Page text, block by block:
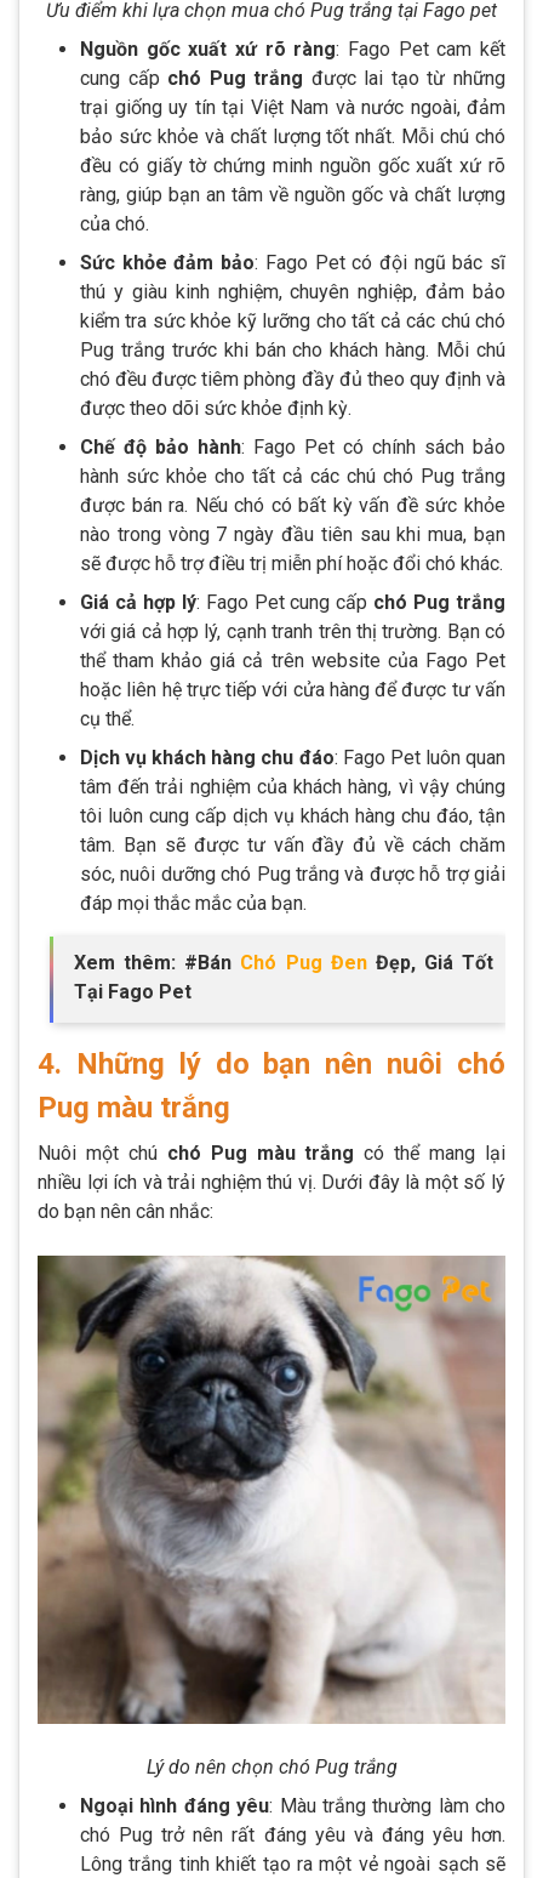
Ưu điểm khi lựa chọn mua chó Pug trắng tại Fago pet
Nguồn gốc xuất xứ rõ ràng: Fago Pet cam kết
cung cấp chó Pug trắng được lai tạo từ những
trại giống uy tín tại Việt Nam và nước ngoài, đảm
bảo sức khỏe và chất lượng tốt nhất. Mỗi chú chó
đều có giấy tờ chứng minh nguồn gốc xuất xứ rõ
ràng, giúp bạn an tâm về nguồn gốc và chất lượng
của chó.
Sức khỏe đảm bảo: Fago Pet có đội ngũ bác sĩ
thú y giàu kinh nghiệm, chuyên nghiệp, đảm bảo
kiểm tra sức khỏe kỹ lưỡng cho tất cả các chú chó
Pug trắng trước khi bán cho khách hàng. Mỗi chú
chó đều được tiêm phòng đầy đủ theo quy định và
được theo dõi sức khỏe định kỳ.
Chế độ bảo hành: Fago Pet có chính sách bảo
hành sức khỏe cho tất cả các chú chó Pug trắng
được bán ra. Nếu chó có bất kỳ vấn đề sức khỏe
nào trong vòng 7 ngày đầu tiên sau khi mua, bạn
sẽ được hỗ trợ điều trị miễn phí hoặc đổi chó khác.
Giá cả hợp lý: Fago Pet cung cấp chó Pug trắng
với giá cả hợp lý, cạnh tranh trên thị trường. Bạn có
thể tham khảo giá cả trên website của Fago Pet
hoặc liên hệ trực tiếp với cửa hàng để được tư vấn
cụ thể.
Dịch vụ khách hàng chu đáo: Fago Pet luôn quan
tâm đến trải nghiệm của khách hàng, vì vậy chúng
tôi luôn cung cấp dịch vụ khách hàng chu đáo, tận
tâm. Bạn sẽ được tư vấn đầy đủ về cách chăm
sóc, nuôi dưỡng chó Pug trắng và được hỗ trợ giải
đáp mọi thắc mắc của bạn.
Xem thêm: #Bán Chó Pug ĐenĐẹp, Giá Tốt
Tại Fago Pet
4. Những lý do bạn nên nuôi chó
Pug màu trắng
Nuôi một chúchó Pug màu trắngcó thể mang lại
nhiều lợi ích và trải nghiệm thú vị. Dưới đây là một số lý
do bạn nên cân nhắc:
Lý do nên chọn chó Pug trắng
Ngoại hình đáng yêu: Màu trắng thường làm cho
chó Pug trở nên rất đáng yêu và đáng yêu hơn.
Lông trắng tinh khiết tạo ra một vẻ ngoài sạch sẽ